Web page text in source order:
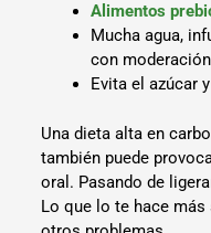
Alimentos
Mucha agua,
con moderación
Evita el azúcar
Una dieta alta en
también puede
oral. Pasando de
Lo que lo te hace